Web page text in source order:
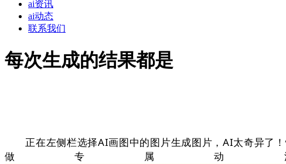
ai资讯
ai动态
联系我们
每次生成的结果都是
正在左侧栏选择AI画图中的图片生成图片，AI太奇异了！
做专属动